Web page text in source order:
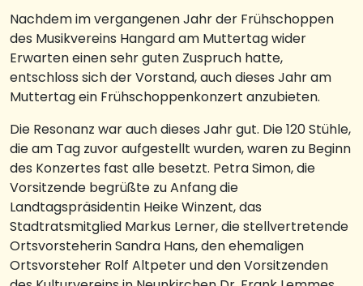
Nachdem im vergangenen Jahr der Frühschoppen
des Musikvereins Hangard am Muttertag wider
Erwarten einen sehr guten Zuspruch hatte,
entschloss sich der Vorstand, auch dieses Jahr am
Muttertag ein Frühschoppenkonzert anzubieten.
Die Resonanz war auch dieses Jahr gut. Die 120 Stühle,
die am Tag zuvor aufgestellt wurden, waren zu Beginn
des Konzertes fast alle besetzt. Petra Simon, die
Vorsitzende begrüßte zu Anfang die
Landtagspräsidentin Heike Winzent, das
Stadtratsmitglied Markus Lerner, die stellvertretende
Ortsvorsteherin Sandra Hans, den ehemaligen
Ortsvorsteher Rolf Altpeter und den Vorsitzenden